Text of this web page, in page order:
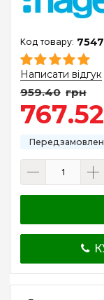
7547
Написати відгук
959.40 грн
767.52